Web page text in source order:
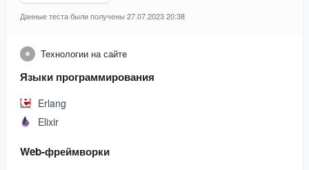
Данные теста были получены 27.07.2023 20:38
Технологии на сайте
Языки программирования
Erlang
Elixir
Web-фреймворки